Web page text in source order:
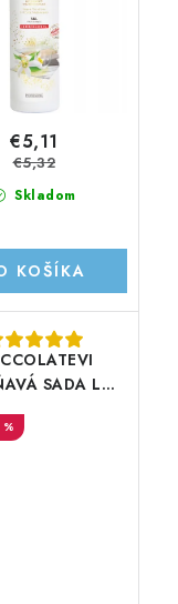
Skladom
€5,11
€5,32
KOŠÍKA
SADA L
%